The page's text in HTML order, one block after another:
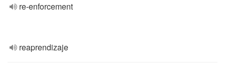
re-enforcement
reaprendizaje